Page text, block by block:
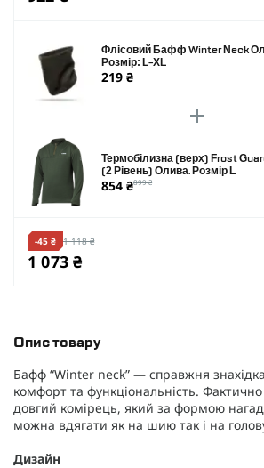
Опис товару
Бафф “Winter neck” — справжня
комфорт та функціональність.
довгий комірець, який за формою
можна вдягати як на шию так і на
Дизайн
Флісовий Бафф Winter Neck
Розмір: L-XL
219 ₴
Термобілизна (верх) Frost
(2 Рівень) Олива. Розмір L
854 ₴899 ₴
-45 ₴ 1 118 ₴
1 073 ₴